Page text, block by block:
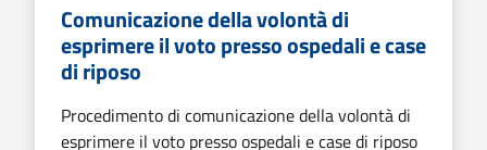
Comunicazione della volontà di
esprimere il voto presso ospedali e case
di riposo
Procedimento di comunicazione della volontà di
esprimere il voto presso ospedali e case di riposo